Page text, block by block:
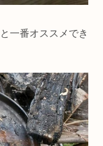
一番オススメでき